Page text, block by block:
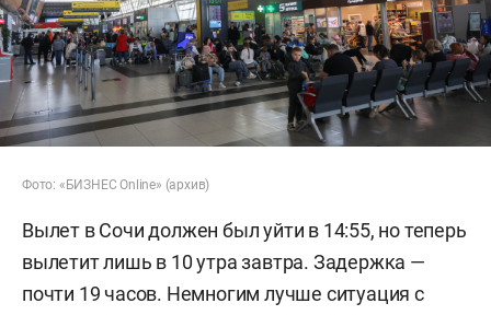
Фото: «БИЗНЕС Online» (архив)
Вылет в Сочи должен был уйти в 14:55, но теперь
вылетит лишь в 10 утра завтра. Задержка —
почти 19 часов. Немногим лучше ситуация с